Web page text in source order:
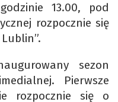
13.00, pod
rozpocznie się
sezon
Pierwsze
rozpocznie się o